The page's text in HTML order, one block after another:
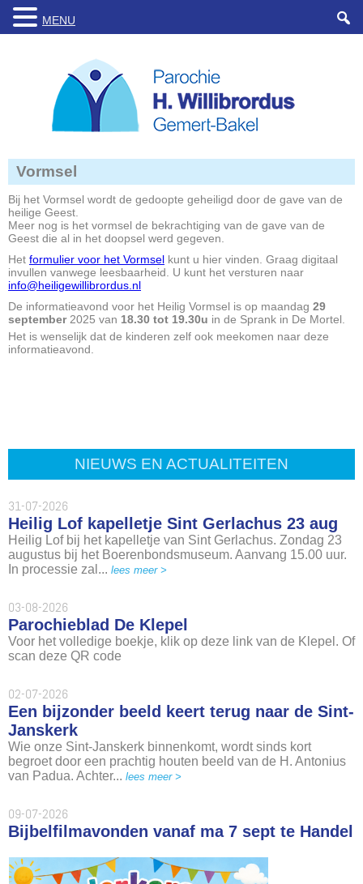
NIEUWS EN ACTUALITEITEN
31-07-2026
Heilig Lof kapelletje Sint Gerlachus 23 aug
Heilig Lof bij het kapelletje van Sint Gerlachus. Zondag 23
augustus bij het Boerenbondsmuseum. Aanvang 15.00 uur.
In processie zal... lees meer >
03-08-2026
Parochieblad De Klepel
Voor het volledige boekje, klik op deze link van de Klepel. Of
scan deze QR code
02-07-2026
Een bijzonder beeld keert terug naar de Sint-
Janskerk
Wie onze Sint-Janskerk binnenkomt, wordt sinds kort
begroet door een prachtig houten beeld van de H. Antonius
van Padua. Achter... lees meer >
09-07-2026
Bijbelfilmavonden vanaf ma 7 sept te Handel
Vormsel
Bij het Vormsel wordt de gedoopte geheiligd door de gave van de
heilige Geest.
Meer nog is het vormsel de bekrachtiging van de gave van de
Geest die al in het doopsel werd gegeven.
Het formulier voor het Vormsel kunt u hier vinden. Graag digitaal
invullen vanwege leesbaarheid. U kunt het versturen naar
info@heiligewillibrordus.nl
De informatieavond voor het Heilig Vormsel is op maandag 29
september2025 van 18.30 tot 19.30u in de Sprank in De Mortel.
Het is wenselijk dat de kinderen zelf ook meekomen naar deze
informatieavond.
MENU